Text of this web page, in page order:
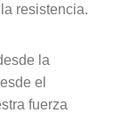
resistencia.
la
el
fuerza